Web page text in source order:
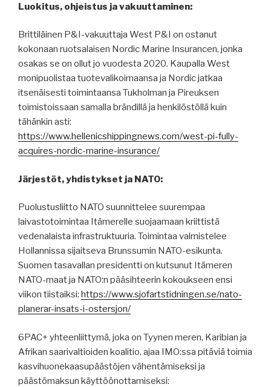
Luokitus, ohjeistus ja vakuuttaminen:
Brittiläinen P&I-vakuuttaja West P&I on ostanut
kokonaan ruotsalaisen Nordic Marine Insurancen, jonka
osakas se on ollut jo vuodesta 2020. Kaupalla West
monipuolistaa tuotevalikoimaansa ja Nordic jatkaa
itsenäisesti toimintaansa Tukholman ja Pireuksen
toimistoissaan samalla brändillä ja henkilöstöllä kuin
tähänkin asti:
https://www.hellenicshippingnews.com/west-pi-fully-
acquires-nordic-marine-insurance/
Järjestöt, yhdistykset ja NATO:
Puolustusliitto NATO suunnittelee suurempaa
laivastotoimintaa Itämerelle suojaamaan kriittistä
vedenalaista infrastruktuuria. Toimintaa valmistelee
Hollannissa sijaitseva Brunssumin NATO-esikunta.
Suomen tasavallan presidentti on kutsunut Itämeren
NATO-maat ja NATO:n pääsihteerin kokoukseen ensi
viikon tiistaiksi: https://www.sjofartstidningen.se/nato-
planerar-insats-i-ostersjon/
6PAC+ yhteenliittymä, joka on Tyynen meren, Karibian ja
Afrikan saarivaltioiden koalitio, ajaa IMO:ssa pitäviä toimia
kasvihuonekaasupäästöjen vähentämiseksi ja
päästömaksun käyttöönottamiseksi: